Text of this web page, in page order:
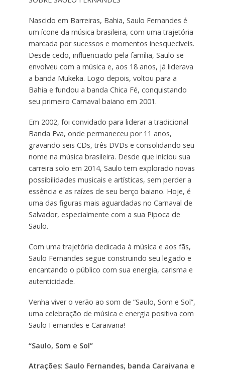
Nascido em Barreiras, Bahia, Saulo Fernandes é
um ícone da música brasileira, com uma trajetória
marcada por sucessos e momentos inesquecíveis.
Desde cedo, influenciado pela família, Saulo se
envolveu com a música e, aos 18 anos, já liderava
a banda Mukeka. Logo depois, voltou para a
Bahia e fundou a banda Chica Fé, conquistando
seu primeiro Carnaval baiano em 2001.
Em 2002, foi convidado para liderar a tradicional
Banda Eva, onde permaneceu por 11 anos,
gravando seis CDs, três DVDs e consolidando seu
nome na música brasileira. Desde que iniciou sua
carreira solo em 2014, Saulo tem explorado novas
possibilidades musicais e artísticas, sem perder a
essência e as raízes de seu berço baiano. Hoje, é
uma das figuras mais aguardadas no Carnaval de
Salvador, especialmente com a sua Pipoca de
Saulo.
Com uma trajetória dedicada à música e aos fãs,
Saulo Fernandes segue construindo seu legado e
encantando o público com sua energia, carisma e
autenticidade.
Venha viver o verão ao som de “Saulo, Som e Sol”,
uma celebração de música e energia positiva com
Saulo Fernandes e Caraivana!
“Saulo, Som e Sol”
Atrações: Saulo Fernandes, banda Caraivana e